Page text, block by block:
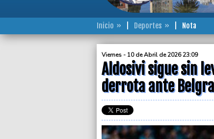
Inicio Deportes Nota
Viernes - 10 de Abril de 2026 23:09
Aldosivi sigue sin
derrota ante